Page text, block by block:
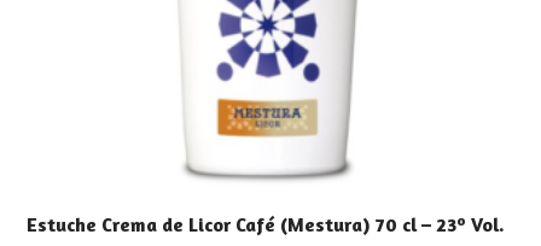
Estuche Crema de Licor Café (Mestura) 70 cl – 23º Vol.